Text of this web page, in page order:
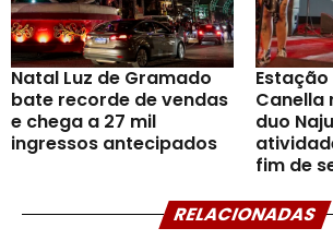
Natal Luz de Gramado
bate recorde de vendas
e chega a 27 mil
ingressos antecipados
Canella
duo
fim de
RELACIONADAS